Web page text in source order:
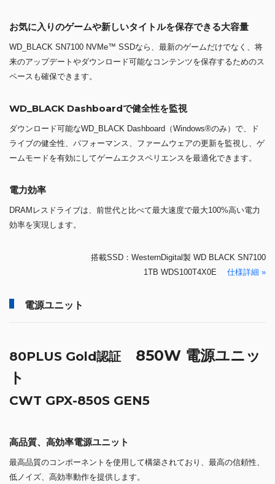
お気に入りのゲームや新しいタイトルを保存できる大容量
WD_BLACK SN7100 NVMe™ SSDなら、最新のゲームだけでなく、将
来のアップデートやダウンロード可能なコンテンツを保存するためのス
ペースも確保できます。
WD_BLACK Dashboardで健全性を監視
ダウンロード可能なWD_BLACK Dashboard（Windows®のみ）で、ド
ライブの健全性、パフォーマンス、ファームウェアの更新を監視し、ゲ
ームモードを有効にしてゲームエクスペリエンスを最適化できます。
電力効率
DRAMレスドライブは、前世代と比べて最大速度で最大100%高い電力
効率を実現します。
搭載SSD：WesternDigital製 WD BLACK SN7100
1TB WDS100T4X0E 仕様詳細 »
電源ユニット
80PLUS Gold認証 850W 電源ユニッ
ト
CWT GPX-850S GEN5
高品質、高効率電源ユニット
最高品質のコンポーネントを使用して構築されており、最高の信頼性、
低ノイズ、高効率動作を提供します。